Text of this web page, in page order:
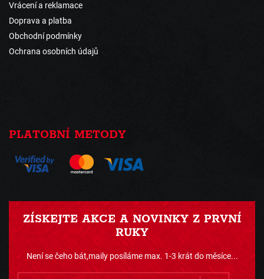
Vrácení a reklamace
Doprava a platba
Obchodní podmínky
Ochrana osobních údajů
PLATOBNÍ METODY
ZÍSKEJTE AKCE A NOVINKY Z PRVNÍ
RUKY
Není se čeho bát,maily posíláme max. 1-3 krát do měsíce...